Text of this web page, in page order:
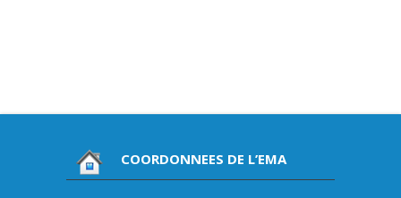
COORDONNEES DE L’EMA